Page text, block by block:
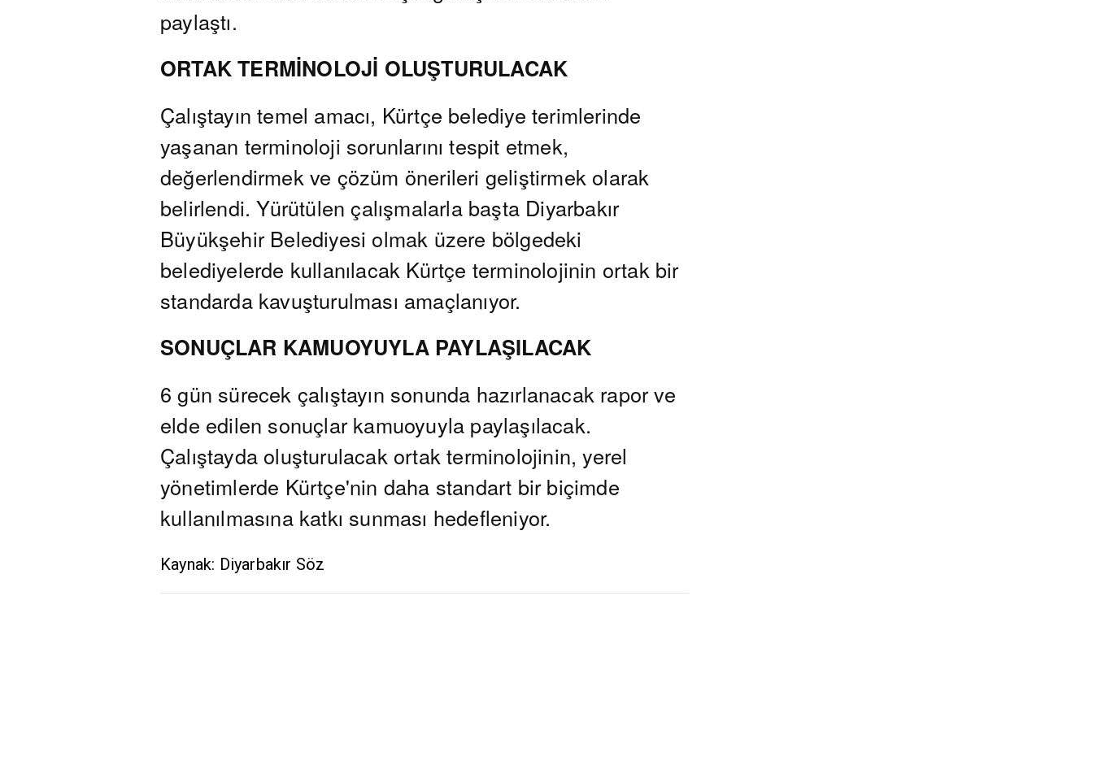
paylaştı.
ORTAK TERMİNOLOJİ OLUŞTURULACAK
Çalıştayın temel amacı, Kürtçe belediye terimlerinde
yaşanan terminoloji sorunlarını tespit etmek,
değerlendirmek ve çözüm önerileri geliştirmek olarak
belirlendi. Yürütülen çalışmalarla başta Diyarbakır
Büyükşehir Belediyesi olmak üzere bölgedeki
belediyelerde kullanılacak Kürtçe terminolojinin ortak bir
standarda kavuşturulması amaçlanıyor.
SONUÇLAR KAMUOYUYLA PAYLAŞILACAK
6 gün sürecek çalıştayın sonunda hazırlanacak rapor ve
elde edilen sonuçlar kamuoyuyla paylaşılacak.
Çalıştayda oluşturulacak ortak terminolojinin, yerel
yönetimlerde Kürtçe'nin daha standart bir biçimde
kullanılmasına katkı sunması hedefleniyor.
Kaynak: Diyarbakır Söz